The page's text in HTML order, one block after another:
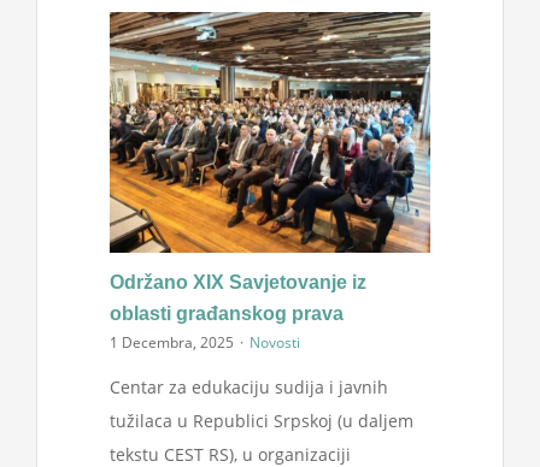
Održano XIX Savjetovanje iz
oblasti građanskog prava
1 Decembra, 2025 · Novosti
Centar za edukaciju sudija i javnih
tužilaca u Republici Srpskoj (u daljem
tekstu CEST RS), u organizaciji